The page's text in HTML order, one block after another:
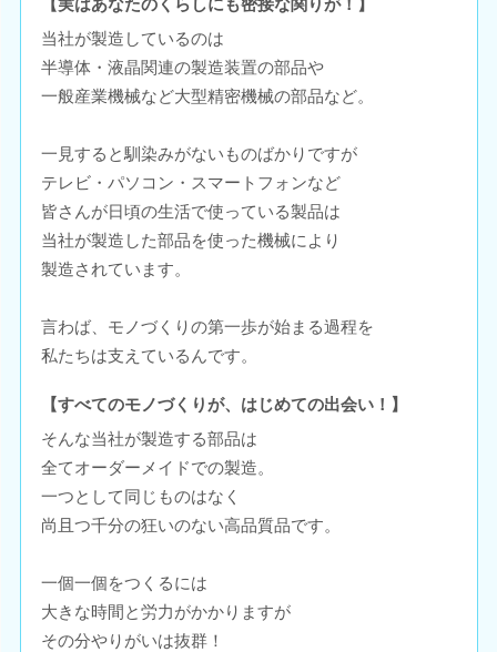
当社が製造しているのは
半導体・液晶関連の製造装置の部品や
一般産業機械など大型精密機械の部品など。
一見すると馴染みがないものばかりですが
テレビ・パソコン・スマートフォンなど
皆さんが日頃の生活で使っている製品は
当社が製造した部品を使った機械により
製造されています。
言わば、モノづくりの第一歩が始まる過程を
私たちは支えているんです。
【すべてのモノづくりが、はじめての出会い！】
そんな当社が製造する部品は
全てオーダーメイドでの製造。
一つとして同じものはなく
尚且つ千分の狂いのない高品質品です。
一個一個をつくるには
大きな時間と労力がかかりますが
その分やりがいは抜群！